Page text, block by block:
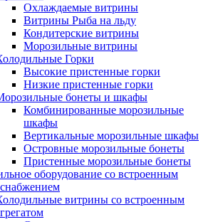
Охлаждаемые витрины
Витрины Рыба на льду
Кондитерские витрины
Морозильные витрины
Горки
Высокие пристенные горки
Низкие пристенные горки
бонеты и шкафы
Комбинированные морозильные
шкафы
Вертикальные морозильные шкафы
Островные морозильные бонеты
Пристенные морозильные бонеты
оборудование со встроенным
витрины со встроенным